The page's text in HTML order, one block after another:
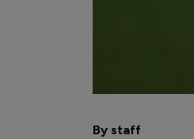
By staff